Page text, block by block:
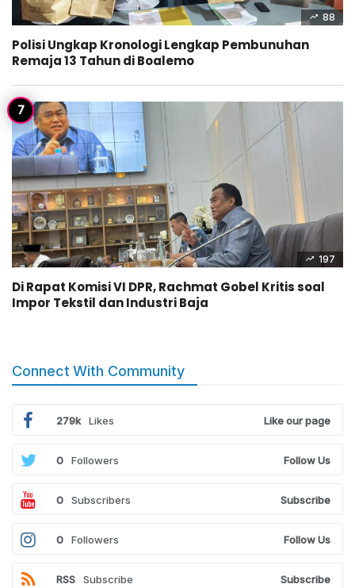
88
Polisi Ungkap Kronologi Lengkap Pembunuhan
Remaja 13 Tahun di Boalemo
197
Di Rapat Komisi VI DPR, Rachmat Gobel Kritis soal
Impor Tekstil dan Industri Baja
Connect With Community
279k Likes Like our page
0 Followers Follow Us
0 Subscribers Subscribe
0 Followers Follow Us
RSS Subscribe Subscribe